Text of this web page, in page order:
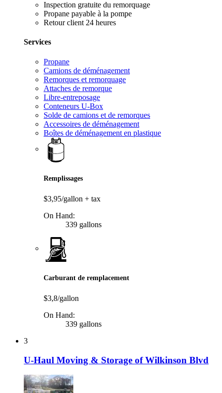
Inspection gratuite du remorquage
Propane payable à la pompe
Retour client 24 heures
Services
Propane
Camions de déménagement
Remorques et remorquage
Attaches de remorque
Libre-entreposage
Conteneurs U-Box
Solde de camions et de remorques
Accessoires de déménagement
Boîtes de déménagement en plastique
Remplissages
$3,95/gallon + tax
On Hand:
339 gallons
Carburant de remplacement
$3,8/gallon
On Hand:
339 gallons
3
U-Haul Moving & Storage of Wilkinson Blvd